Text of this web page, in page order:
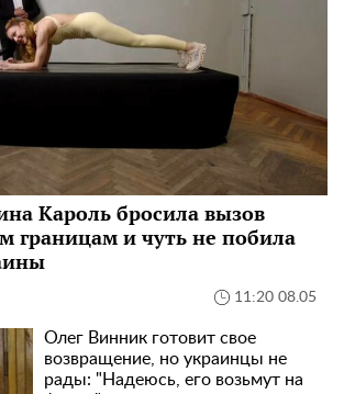
Кароль бросила вызов
границам и чуть не побила
11:20 08.05
Олег Винник готовит свое
возвращение, но украинцы не
рады: "Надеюсь, его возьмут на